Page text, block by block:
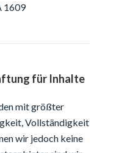
1609
für Inhalte
mit größter
Vollständigkeit
wir jedoch keine